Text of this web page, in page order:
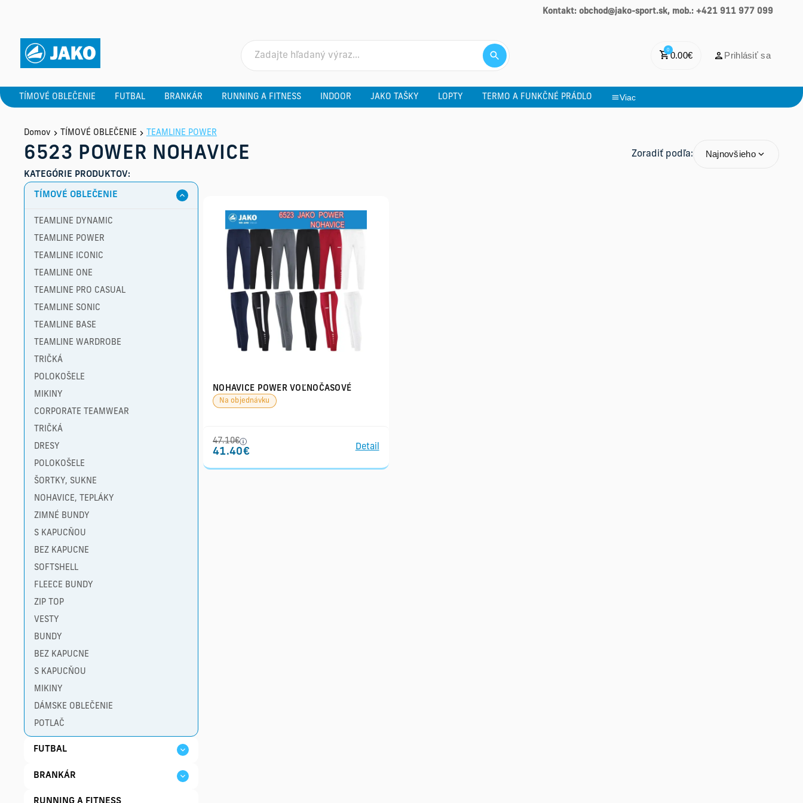
Kontakt: obchod@jako-sport.sk, mob.: +421 911 977 099
0
0.00€ Prihlásiť sa
TÍMOVÉ OBLEČENIE FUTBAL BRANKÁR RUNNING A FITNESS INDOOR JAKO TAŠKY LOPTY TERMO A FUNKČNÉ PRÁDLO Viac
Domov TÍMOVÉ OBLEČENIE TEAMLINE POWER
6523 POWER NOHAVICE Zoradiť podľa: Najnovšieho
KATEGÓRIE PRODUKTOV:
TÍMOVÉ OBLEČENIE
TEAMLINE DYNAMIC
TEAMLINE POWER
TEAMLINE ICONIC
TEAMLINE ONE
TEAMLINE PRO CASUAL
TEAMLINE SONIC
TEAMLINE BASE
TEAMLINE WARDROBE
TRIČKÁ
POLOKOŠELE
MIKINY
CORPORATE TEAMWEAR
TRIČKÁ
DRESY
POLOKOŠELE
ŠORTKY, SUKNE
NOHAVICE, TEPLÁKY
ZIMNÉ BUNDY
S KAPUCŇOU
BEZ KAPUCNE
SOFTSHELL
FLEECE BUNDY
ZIP TOP
VESTY
BUNDY
BEZ KAPUCNE
S KAPUCŇOU
MIKINY
DÁMSKE OBLEČENIE
POTLAČ
FUTBAL
BRANKÁR
NOHAVICE POWER VOĽNOČASOVÉ
Na objednávku
47.10€
41.40€ Detail